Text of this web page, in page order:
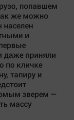
попавшем
же можно
населен
и
даже приняли
по кличке
тапиру и
зверем —
массу